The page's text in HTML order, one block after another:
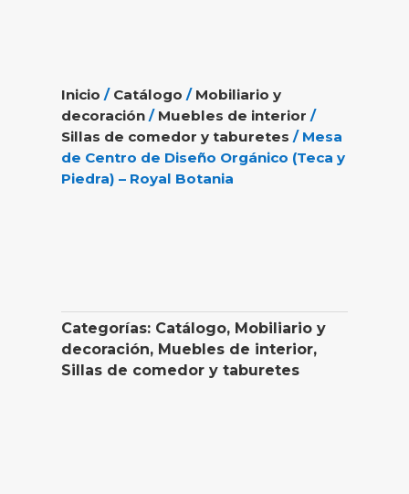
Inicio / Catálogo / Mobiliario y
decoración / Muebles de interior /
Sillas de comedor y taburetes / Mesa
de Centro de Diseño Orgánico (Teca y
Piedra) – Royal Botania
Categorías: Catálogo, Mobiliario y
decoración, Muebles de interior,
Sillas de comedor y taburetes